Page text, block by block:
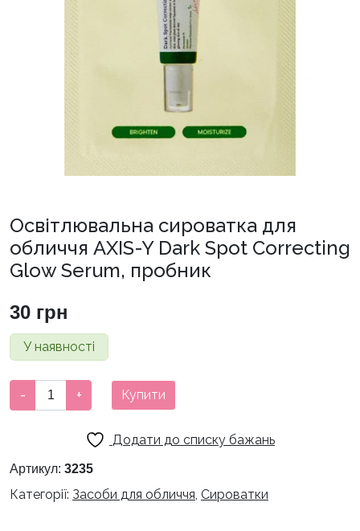
Освітлювальна сироватка для
обличчя AXIS-Y Dark Spot Correcting
Glow Serum, пробник
30 грн
У наявності
Освітлювальна
сироватка
AXIS-
- + Купити
Додати до списку бажань
Артикул: 3235
Категорії: Засоби для обличчя, Сироватки